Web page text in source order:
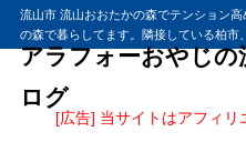
流山市 流山おおたかの森でテンション
の森で暮らしてます。隣接している柏市
アラフォーおやじ
ログ
[広告] 当サイトはアフィ